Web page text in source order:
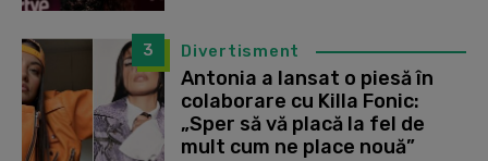
3 Divertisment
Antonia a lansat o piesă în
colaborare cu Killa Fonic:
„Sper să vă placă la fel de
mult cum ne place nouă”